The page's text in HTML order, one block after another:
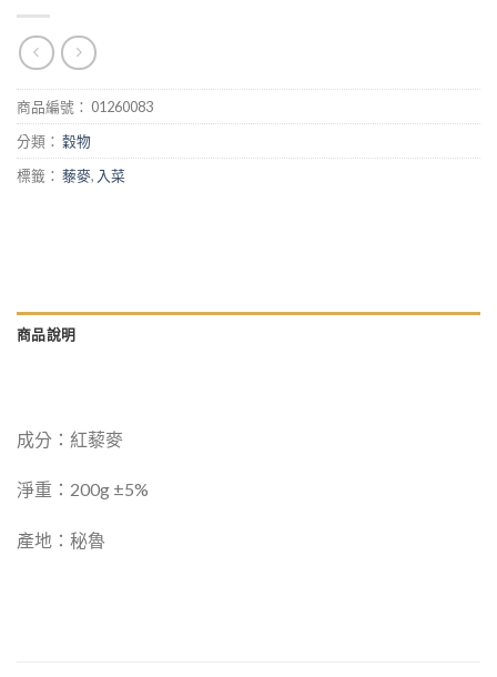
商品編號： 01260083
分類： 穀物
標籤： 藜麥, 入菜
商品說明
成分：紅藜麥
淨重：200g ±5%
產地：秘魯